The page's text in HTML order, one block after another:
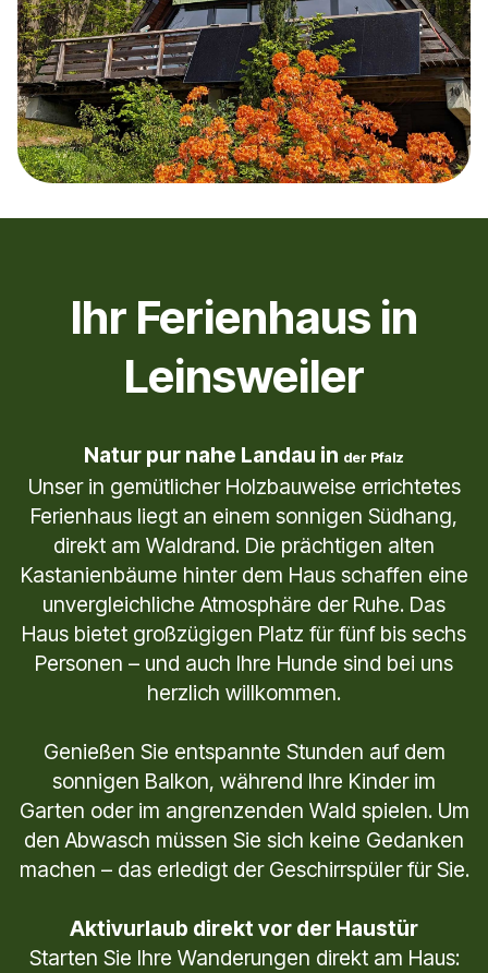
Ihr Ferienhaus in
Leinsweiler
Natur pur nahe Landau in der Pfalz
Unser in gemütlicher Holzbauweise errichtetes
Ferienhaus liegt an einem sonnigen Südhang,
direkt am Waldrand. Die prächtigen alten
Kastanienbäume hinter dem Haus schaffen eine
unvergleichliche Atmosphäre der Ruhe. Das
Haus bietet großzügigen Platz für fünf bis sechs
Personen – und auch Ihre Hunde sind bei uns
herzlich willkommen.
Genießen Sie entspannte Stunden auf dem
sonnigen Balkon, während Ihre Kinder im
Garten oder im angrenzenden Wald spielen. Um
den Abwasch müssen Sie sich keine Gedanken
machen – das erledigt der Geschirrspüler für Sie.
Aktivurlaub direkt vor der Haustür
Starten Sie Ihre Wanderungen direkt am Haus: